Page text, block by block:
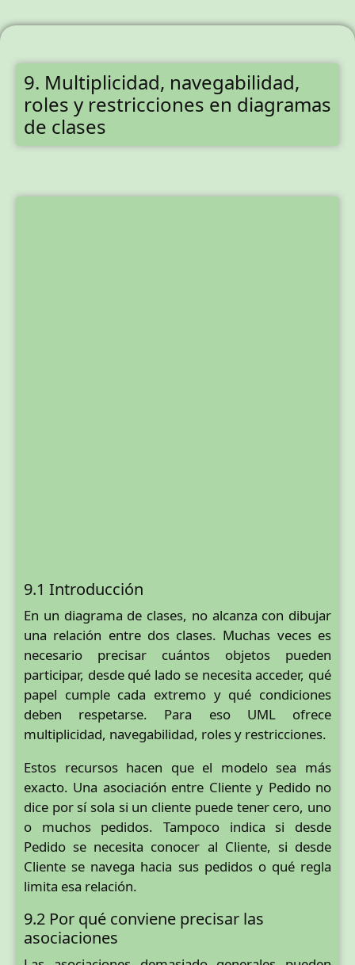
9. Multiplicidad, navegabilidad,
roles y restricciones en diagramas
de clases
9.1 Introducción
En un diagrama de clases, no alcanza con dibujar
una relación entre dos clases. Muchas veces es
necesario precisar cuántos objetos pueden
participar, desde qué lado se necesita acceder, qué
papel cumple cada extremo y qué condiciones
deben respetarse. Para eso UML ofrece
multiplicidad, navegabilidad, roles y restricciones.
Estos recursos hacen que el modelo sea más
exacto. Una asociación entre Cliente y Pedido no
dice por sí sola si un cliente puede tener cero, uno
o muchos pedidos. Tampoco indica si desde
Pedido se necesita conocer al Cliente, si desde
Cliente se navega hacia sus pedidos o qué regla
limita esa relación.
9.2 Por qué conviene precisar las
asociaciones